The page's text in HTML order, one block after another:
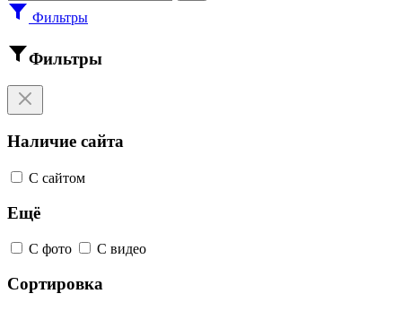
Фильтры
Фильтры
Наличие сайта
С сайтом
Ещё
С фото С видео
Сортировка